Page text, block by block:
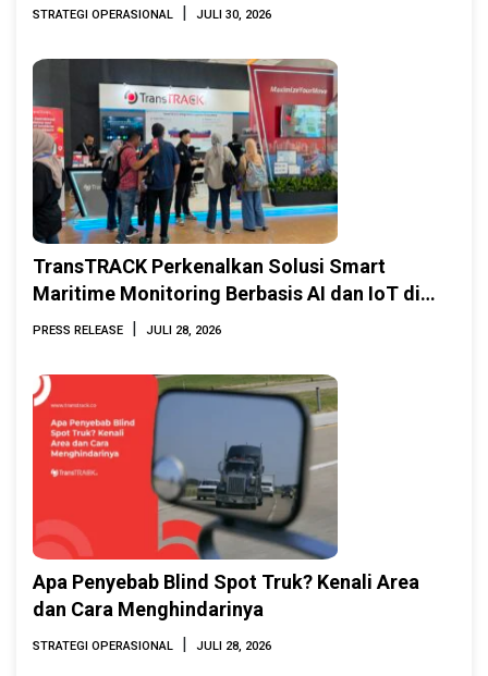
STRATEGI OPERASIONAL | JULI 30, 2026
TransTRACK Perkenalkan Solusi Smart
Maritime Monitoring Berbasis AI dan IoT di
INAMARINE 2026
PRESS RELEASE | JULI 28, 2026
Apa Penyebab Blind Spot Truk? Kenali Area
dan Cara Menghindarinya
STRATEGI OPERASIONAL | JULI 28, 2026